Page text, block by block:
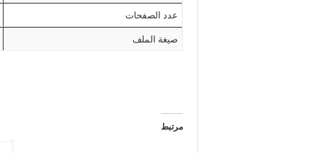
عدد الصفحات
صيغة الملف
مرتبط